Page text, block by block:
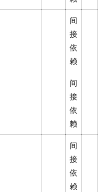
间
接
依
赖
间
接
依
赖
间
接
依
赖